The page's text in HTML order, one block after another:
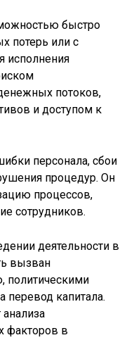
быстро
потерь или с
исполнения
потоков,
и доступом к
персонала, сбои
процедур. Он
процессов,
сотрудников.
деятельности в
вызван
политическими
перевод капитала.
факторов в